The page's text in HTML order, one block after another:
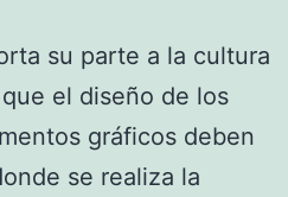
su parte a la cultura
el diseño de los
gráficos deben
se realiza la